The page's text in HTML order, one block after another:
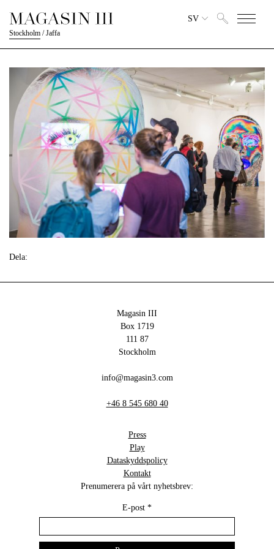
Stockholm /Jaffa
SV
Dela:
Magasin III
Box 1719
111 87
Stockholm
info@magasin3.com
+46 8 545 680 40
Press
Play
Dataskyddspolicy
Kontakt
Prenumerera på vårt nyhetsbrev:
E-post *